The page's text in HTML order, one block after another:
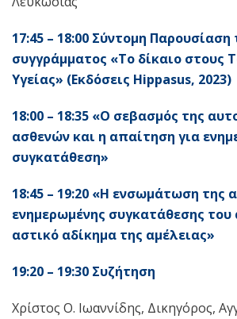
17:45 – 18:00 Σύντομη Παρουσίαση
συγγράμματος «Το δίκαιο στους
Υγείας» (Εκδόσεις Hippasus, 2023)
18:00 – 18:35 «Ο σεβασμός της
ασθενών και η απαίτηση για
συγκατάθεση»
18:45 – 19:20 «Η ενσωμάτωση της
ενημερωμένης συγκατάθεσης του
αστικό αδίκημα της αμέλειας»
19:20 – 19:30 Συζήτηση
Χρίστος Ο. Ιωαννίδης, Δικηγόρος,